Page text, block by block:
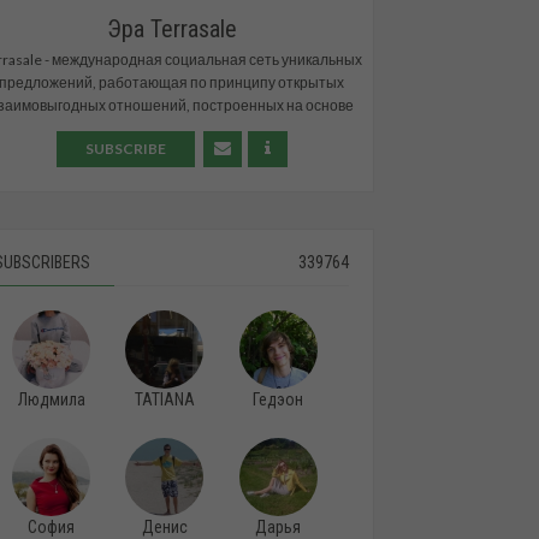
Эра Terrasale
- международная социальная сеть уникальных
предложений, работающая по принципу открытых
отношений, построенных на основе
применения самых современных технологий и
тенденций 21 века.
SUBSCRIBE
339764
Людмила TATIANA Гедэон
София Денис Дарья